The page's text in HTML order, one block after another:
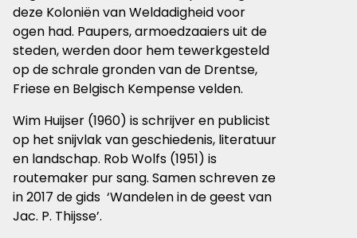
deze Koloniën van Weldadigheid voor
ogen had. Paupers, armoedzaaiers uit de
steden, werden door hem tewerkgesteld
op de schrale gronden van de Drentse,
Friese en Belgisch Kempense velden.
Wim Huijser (1960) is schrijver en publicist
op het snijvlak van geschiedenis, literatuur
en landschap. Rob Wolfs (1951) is
routemaker pur sang. Samen schreven ze
in 2017 de gids ‘Wandelen in de geest van
Jac. P. Thijsse’.